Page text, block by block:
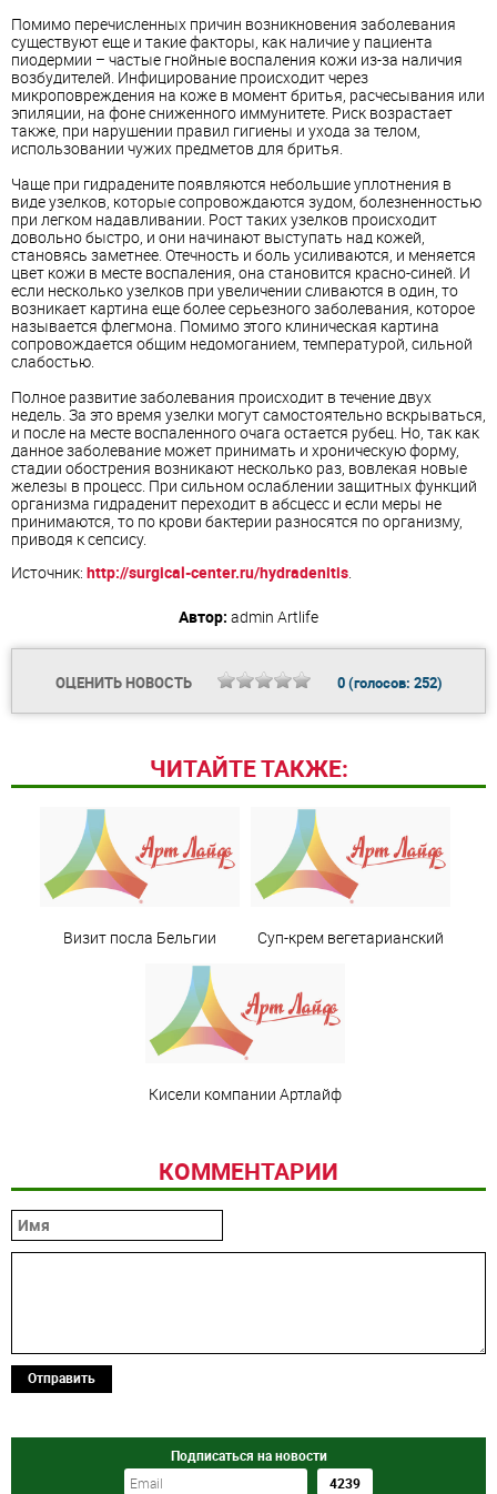
Помимо перечисленных причин возникновения заболевания
существуют еще и такие факторы, как наличие у пациента
пиодермии – частые гнойные воспаления кожи из-за наличия
возбудителей. Инфицирование происходит через
микроповреждения на коже в момент бритья, расчесывания или
эпиляции, на фоне сниженного иммунитете. Риск возрастает
также, при нарушении правил гигиены и ухода за телом,
использовании чужих предметов для бритья.
Чаще при гидрадените появляются небольшие уплотнения в
виде узелков, которые сопровождаются зудом, болезненностью
при легком надавливании. Рост таких узелков происходит
довольно быстро, и они начинают выступать над кожей,
становясь заметнее. Отечность и боль усиливаются, и меняется
цвет кожи в месте воспаления, она становится красно-синей. И
если несколько узелков при увеличении сливаются в один, то
возникает картина еще более серьезного заболевания, которое
называется флегмона. Помимо этого клиническая картина
сопровождается общим недомоганием, температурой, сильной
слабостью.
Полное развитие заболевания происходит в течение двух
недель. За это время узелки могут самостоятельно вскрываться,
и после на месте воспаленного очага остается рубец. Но, так как
данное заболевание может принимать и хроническую форму,
стадии обострения возникают несколько раз, вовлекая новые
железы в процесс. При сильном ослаблении защитных функций
организма гидраденит переходит в абсцесс и если меры не
принимаются, то по крови бактерии разносятся по организму,
приводя к сепсису.
Источник: http://surgical-center.ru/hydradenitis
Автор: admin Artlife
ОЦЕНИТЬ НОВОСТЬ 0(голосов: 252)
ЧИТАЙТЕ ТАКЖЕ:
Визит посла Бельгии Суп-крем вегетарианский
Кисели компании Артлайф
КОММЕНТАРИИ
Отправить
Подписаться на новости